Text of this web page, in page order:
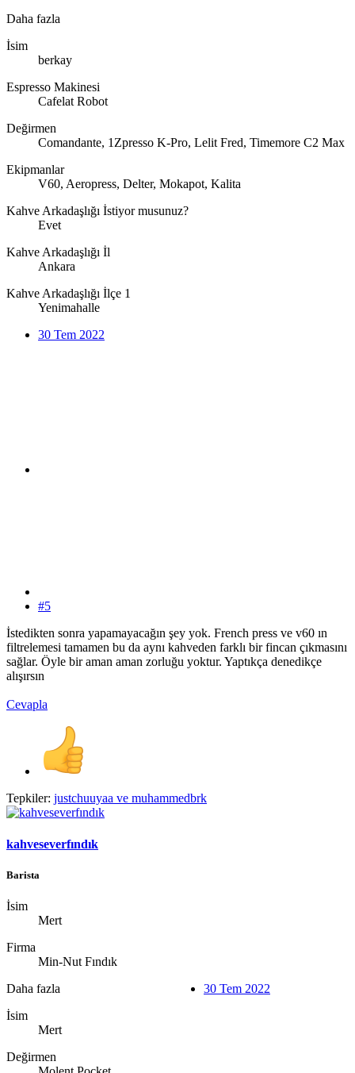
Daha fazla
İsim
berkay
Espresso Makinesi
Cafelat Robot
Değirmen
Comandante, 1Zpresso K-Pro, Lelit Fred, Timemore C2 Max
Ekipmanlar
V60, Aeropress, Delter, Mokapot, Kalita
Kahve Arkadaşlığı İstiyor musunuz?
Evet
Kahve Arkadaşlığı İl
Ankara
Kahve Arkadaşlığı İlçe 1
Yenimahalle
30 Tem 2022
#5
İstedikten sonra yapamayacağın şey yok. French press ve v60 ın
filtrelemesi tamamen bu da aynı kahveden farklı bir fincan çıkmasını
sağlar. Öyle bir aman aman zorluğu yoktur. Yaptıkça denedikçe
alışırsın
Cevapla
Tepkiler: justchuuyaa ve muhammedbrk
kahveseverfındık
Barista
İsim
Mert
Firma
Min-Nut Fındık
Daha fazla
İsim
Mert
Değirmen
30 Tem 2022